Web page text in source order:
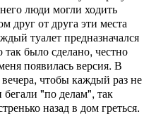
люди могли ходить
друг от друга эти места
туалет предназначался
так было сделано, честно
появилась версия. В
чтобы каждый раз не
"по делам", так
назад в дом греться.